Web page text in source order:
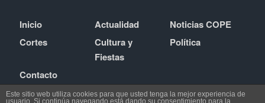
Inicio Actualidad
Noticias COPE
Cortes
Cultura y
Fiestas
Política
Contacto
Este sitio web utiliza cookies para que usted tenga la mejor experiencia de
usuario. Si continúa navegando está dando su consentimiento para la